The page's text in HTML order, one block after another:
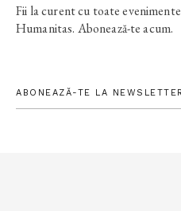
Fii la curent cu toate
Humanitas. Abonează-te acum.
ABONEAZĂ-TE LA